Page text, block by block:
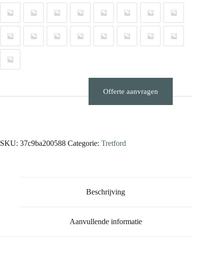
Offerte aanvragen
SKU: 37c9ba200588 Categorie: Tretford
Beschrijving
Aanvullende informatie